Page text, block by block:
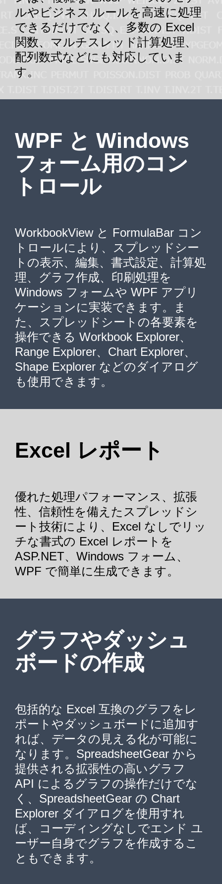
ルやビジネス ルールを高速に処理
できるだけでなく、多数の Excel
関数、マルチスレッド計算処理、
配列数式などにも対応していま
す。
WPF と Windows
フォーム用のコン
トロール
WorkbookView と FormulaBar コン
トロールにより、スプレッドシー
トの表示、編集、書式設定、計算処
理、グラフ作成、印刷処理を
Windows フォームや WPF アプリ
ケーションに実装できます。ま
た、スプレッドシートの各要素を
操作できる Workbook Explorer、
Range Explorer、Chart Explorer、
Shape Explorer などのダイアログ
も使用できます。
Excel レポート
優れた処理パフォーマンス、拡張
性、信頼性を備えたスプレッドシ
ート技術により、Excel なしでリッ
チな書式の Excel レポートを
ASP.NET、Windows フォーム、
WPF で簡単に生成できます。
グラフやダッシュ
ボードの作成
包括的な Excel 互換のグラフをレ
ポートやダッシュボードに追加す
れば、データの見える化が可能に
なります。SpreadsheetGear から
提供される拡張性の高いグラフ
API によるグラフの操作だけでな
く、SpreadsheetGear の Chart
Explorer ダイアログを使用すれ
ば、コーディングなしでエンド ユ
ーザー自身でグラフを作成するこ
ともできます。